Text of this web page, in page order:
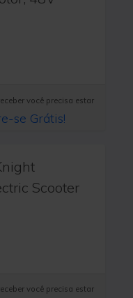
você precisa estar
se Grátis!
Scooter
você precisa estar